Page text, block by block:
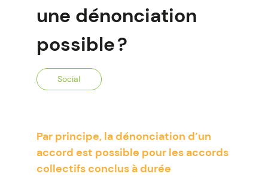
une dénonciation
possible ?
Social
Par principe, la dénonciation d’un
accord est possible pour les accords
collectifs conclus à durée